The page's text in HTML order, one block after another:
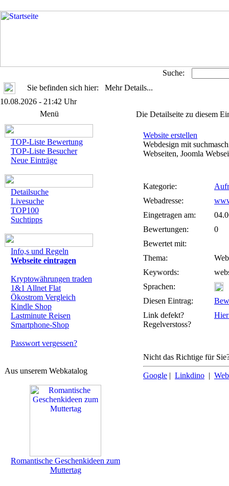
Suche:
Sie befinden sich hier: Mehr Details...
10.08.2026 - 21:42 Uhr
Menü
TOP-Liste Bewertung
TOP-Liste Besucher
Neue Einträge
Detailsuche
Livesuche
TOP100
Suchtipps
Info,s und Regeln
Webseite eintragen
Kryptowährungen traden
1&1 Allnet Flat
Ökostrom Vergleich
Kindle Shop
Lastminute Reisen
Smartphone-Shop
Passwort vergessen?
Aus unserem Webkatalog
Romantische Geschenkideen zum
Muttertag
Die Detailseite zu diesem
Website erstellen
Webdesign mit
Webseiten, Joomla
Kategorie:
Webadresse:
Eingetragen am:
Bewertungen:
0
Bewertet mit:
Thema:
Keywords:
Sprachen:
Diesen Eintrag:
Link defekt?
Regelverstoss?
Nicht das Richtige für
Google | Linkdino | Web